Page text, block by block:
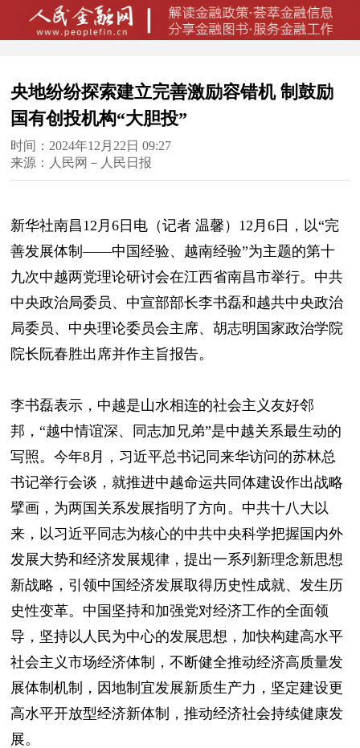
央地纷纷探索建立完善激励容错机 制鼓励
国有创投机构“大胆投”
时间：2024年12月22日 09:27
来源：人民网－人民日报
新华社南昌12月6日电（记者 温馨）12月6日，以“完
善发展体制——中国经验、越南经验”为主题的第十
九次中越两党理论研讨会在江西省南昌市举行。中共
中央政治局委员、中宣部部长李书磊和越共中央政治
局委员、中央理论委员会主席、胡志明国家政治学院
院长阮春胜出席并作主旨报告。
李书磊表示，中越是山水相连的社会主义友好邻
邦，“越中情谊深、同志加兄弟”是中越关系最生动的
写照。今年8月，习近平总书记同来华访问的苏林总
书记举行会谈，就推进中越命运共同体建设作出战略
擘画，为两国关系发展指明了方向。中共十八大以
来，以习近平同志为核心的中共中央科学把握国内外
发展大势和经济发展规律，提出一系列新理念新思想
新战略，引领中国经济发展取得历史性成就、发生历
史性变革。中国坚持和加强党对经济工作的全面领
导，坚持以人民为中心的发展思想，加快构建高水平
社会主义市场经济体制，不断健全推动经济高质量发
展体制机制，因地制宜发展新质生产力，坚定建设更
高水平开放型经济新体制，推动经济社会持续健康发
展。